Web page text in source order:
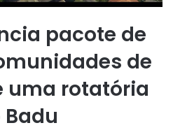
pacote de
de
uma rotatória
Badu